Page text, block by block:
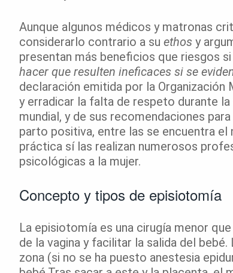
Aunque algunos médicos y matronas
considerarlo contrario a su ethos y
presentan más beneficios que riesgos
hacer que resulten ineficaces si se
declaración emitida por la Organización
y erradicar la falta de respeto durante
mundial, y de sus recomendaciones
parto positiva, entre las se encuentra
práctica sí las realizan numerosos
psicológicas a la mujer.
Concepto y tipos de episiotomía
La episiotomía es una cirugía menor
de la vagina y facilitar la salida del
zona (si no se ha puesto anestesia